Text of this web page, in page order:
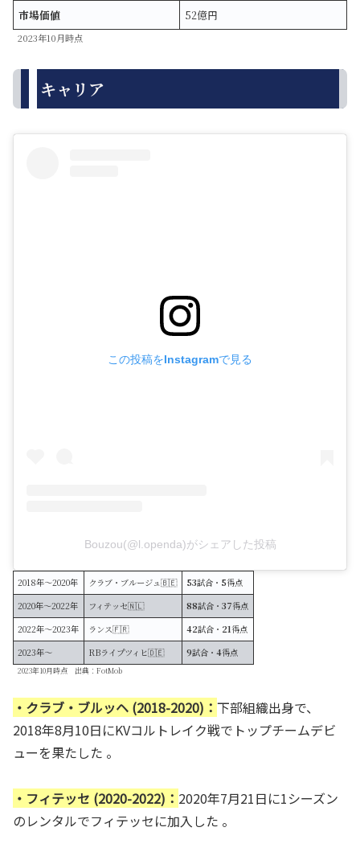
市場価値 52億円
2023年10月時点
キャリア
この投稿をInstagramで見る
Bouzou(@l.openda)がシェアした投稿
2018年〜2020年 クラブ・ブルージュ🇧🇪 53試合・ 5得点
2020年〜2022年
フィテッセ🇳🇱 88試合・37得点
2022年〜2023年
ランス🇫🇷 42試合・ 21得点
2023年〜
RBライプツィヒ🇩🇪 9試合・4得点
2023年10月時点 出典：FotMob
・クラブ・ブルッヘ (2018-2020)： 下部組織出身で、
2018年8月10日にKVコルトレイク戦でトップチームデビ
ューを果たした 。
・フィテッセ (2020-2022)： 2020年7月21日に1シーズン
のレンタルでフィテッセに加入した 。